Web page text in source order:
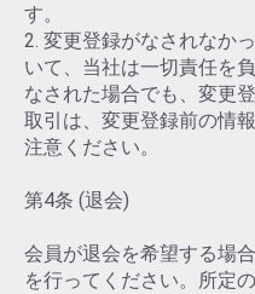
す。
2. 変更登録がなされなか
いて、当社は一切責任を
なされた場合でも、変更
取引は、変更登録前の情
注意ください。
第4条 (退会)
会員が退会を希望する場
を行ってください。所定